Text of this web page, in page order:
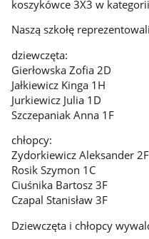
koszykówce 3X3 w
Naszą szkołę
dziewczęta:
Gierłowska Zofia 2D
Jałkiewicz Kinga 1H
Jurkiewicz Julia 1D
Szczepaniak Anna 1F
chłopcy:
Zydorkiewicz Aleksander 2F
Rosik Szymon 1C
Ciuśnika Bartosz 3F
Czapal Stanisław 3F
Dziewczęta i chłopcy